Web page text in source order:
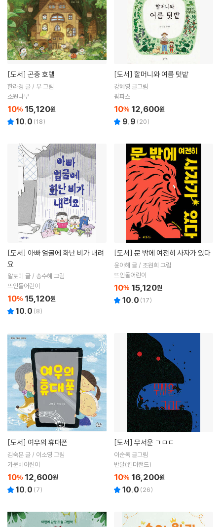
[도서] 곤충 호텔
한라경 글 / 무 그림
소원나무
10% 15,120원
10.0 (18)
[도서] 할머니와 여름 텃밭
강혜영 글그림
팜파스
10% 12,600원
9.9 (20)
[도서]
요
알토미 글 / 송수혜 그림
뜨인돌어린이
10% 15,120원
10.0 (8)
[도서] 문 밖에 여전히 사자가 있다
윤아해 글 / 조원희 그림
뜨인돌어린이
10% 15,120원
10.0 (17)
[도서] 여우의 휴대폰
김숙분 글 / 이소영 그림
가문비어린이
10% 12,600원
10.0 (7)
[도서] 무서운 ㄱㅁㄷ
이순옥 글그림
반달(킨더랜드)
10% 16,200원
10.0 (26)